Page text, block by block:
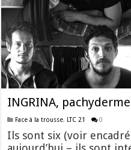
INGRINA,
Face à la trousse, LTC 21 0
Ils sont six (voir